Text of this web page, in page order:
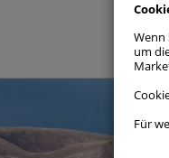
Wenn
um
Für